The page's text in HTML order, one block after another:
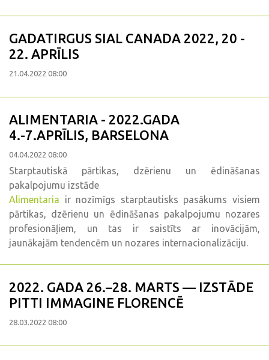
GADATIRGUS SIAL CANADA 2022, 20 -
22. APRĪLIS
21.04.2022 08:00
ALIMENTARIA - 2022.GADA
4.-7.APRĪLIS, BARSELONA
04.04.2022 08:00
Starptautiskā pārtikas, dzērienu un ēdināšanas
pakalpojumu izstāde
Alimentaria ir nozīmīgs starptautisks pasākums visiem
pārtikas, dzērienu un ēdināšanas pakalpojumu nozares
profesionāļiem, un tas ir saistīts ar inovācijām,
jaunākajām tendencēm un nozares internacionalizāciju.
2022. GADA 26.–28. MARTS — IZSTĀDE
PITTI IMMAGINE FLORENCĒ
28.03.2022 08:00